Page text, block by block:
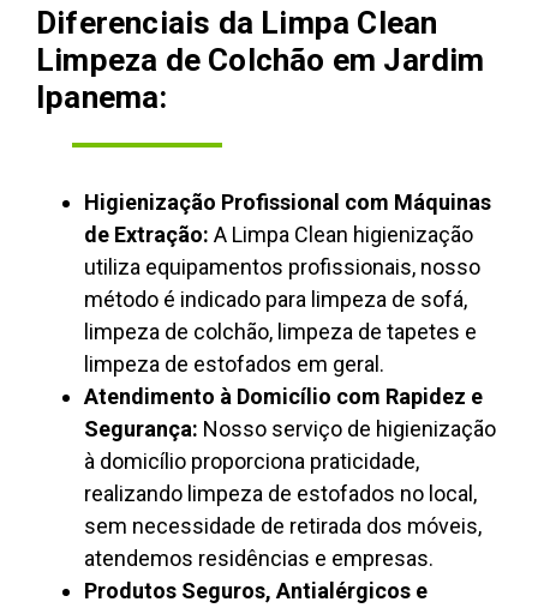
Diferenciais da Limpa Clean
Limpeza de Colchão em Jardim
Ipanema:
Higienização Profissional com Máquinas
de Extração: A Limpa Clean higienização
utiliza equipamentos profissionais, nosso
método é indicado para limpeza de sofá,
limpeza de colchão, limpeza de tapetes e
limpeza de estofados em geral.
Atendimento à Domicílio com Rapidez e
Segurança: Nosso serviço de higienização
à domicílio proporciona praticidade,
realizando limpeza de estofados no local,
sem necessidade de retirada dos móveis,
atendemos residências e empresas.
Produtos Seguros, Antialérgicos e